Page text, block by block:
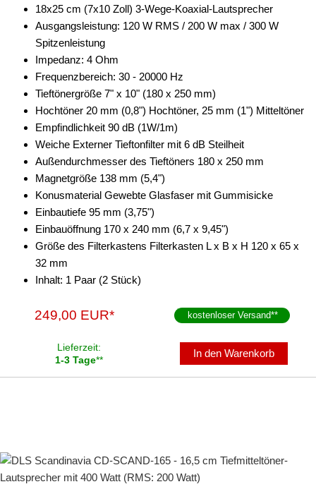
18x25 cm (7x10 Zoll) 3-Wege-Koaxial-Lautsprecher
Ausgangsleistung: 120 W RMS / 200 W max / 300 W
Spitzenleistung
Impedanz: 4 Ohm
Frequenzbereich: 30 - 20000 Hz
Tieftönergröße 7" x 10" (180 x 250 mm)
Hochtöner 20 mm (0,8") Hochtöner, 25 mm (1") Mitteltöner
Empfindlichkeit 90 dB (1W/1m)
Weiche Externer Tieftonfilter mit 6 dB Steilheit
Außendurchmesser des Tieftöners 180 x 250 mm
Magnetgröße 138 mm (5,4")
Konusmaterial Gewebte Glasfaser mit Gummisicke
Einbautiefe 95 mm (3,75")
Einbauöffnung 170 x 240 mm (6,7 x 9,45")
Größe des Filterkastens Filterkasten L x B x H 120 x 65 x
32 mm
Inhalt: 1 Paar (2 Stück)
249,00 EUR* kostenloser Versand**
Lieferzeit:
1-3 Tage**
In den Warenkorb